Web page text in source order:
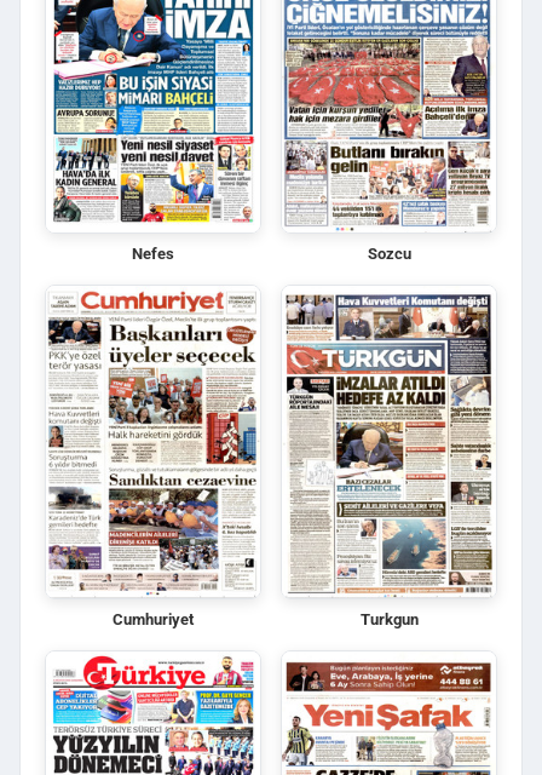
Nefes Sozcu
Cumhuriyet Turkgun